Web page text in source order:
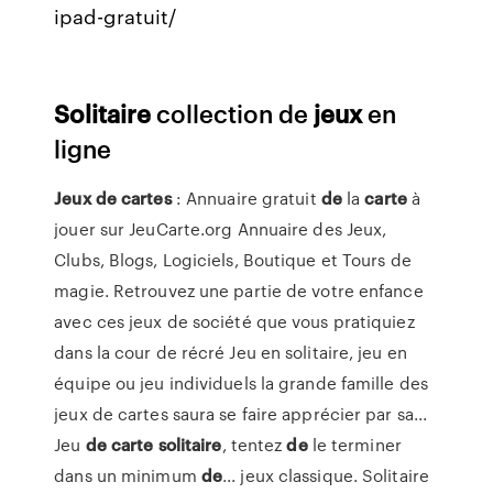
ipad-gratuit/
Solitairecollection de jeuxen
ligne
Jeux decartes: Annuaire gratuit delacarteà
jouer sur JeuCarte.org Annuaire des Jeux,
Clubs, Blogs, Logiciels, Boutique et Tours de
magie. Retrouvez une partie de votre enfance
avec ces jeux de société que vous pratiquiez
dans la cour de récré Jeu en solitaire, jeu en
équipe ou jeu individuels la grande famille des
jeux de cartes saura se faire apprécier par sa...
Jeu decarte solitaire, tentezdele terminer
dans un minimum de... jeux classique. Solitaire